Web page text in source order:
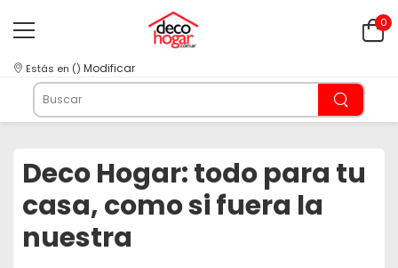
0
Estás en () Modificar
Deco Hogar: todo para tu
casa, como si fuera la
nuestra